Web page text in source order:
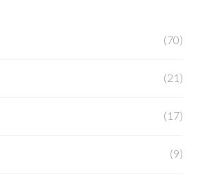
(70)
(21)
(17)
(9)